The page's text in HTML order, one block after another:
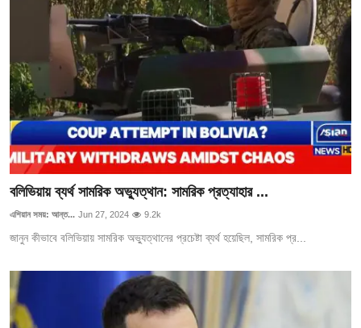
বলিভিয়ায় ব্যর্থ সামরিক অভ্যুত্থান: সামরিক প্রত্যাহার ...
এশিয়ান সময়: আন্ত... Jun 27, 2024 9.2k
জানুন কীভাবে বলিভিয়ায় সামরিক অভ্যুত্থানের প্রচেষ্টা ব্যর্থ হয়েছিল, সামরিক প্র...